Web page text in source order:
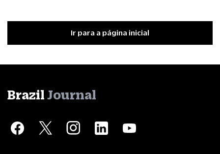
Ir para a página inicial
Brazil Journal